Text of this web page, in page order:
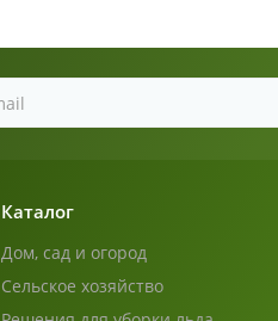
Каталог
Дом, сад и огород
Сельское хозяйство